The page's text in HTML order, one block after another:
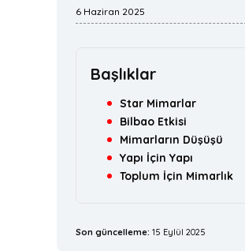
6 Haziran 2025
Başlıklar
Star Mimarlar
Bilbao Etkisi
Mimarların Düşüşü
Yapı İçin Yapı
Toplum İçin Mimarlık
Son güncelleme: 15 Eylül 2025